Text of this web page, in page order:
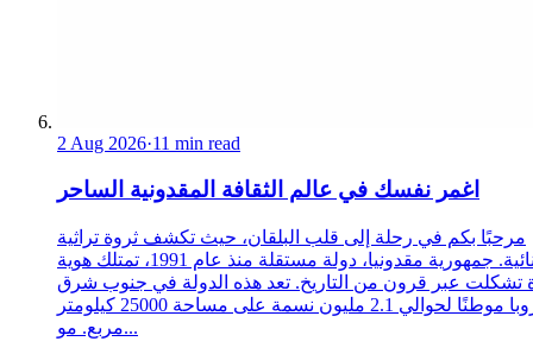
2 Aug 2026·11 min read
اغمر نفسك في عالم الثقافة المقدونية الساحر
مرحبًا بكم في رحلة إلى قلب البلقان، حيث تكشف ثروة تراثية
استثنائية. جمهورية مقدونيا، دولة مستقلة منذ عام 1991، تمتلك هوية
تشكلت عبر قرون من التاريخ. تعد هذه الدولة في جنوب شرق
أوروبا موطنًا لحوالي 2.1 مليون نسمة على مساحة 25000 كيلومتر
مربع. مو...